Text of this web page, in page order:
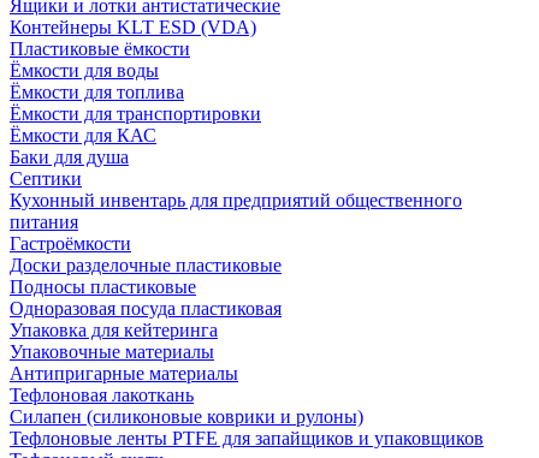
Ящики и лотки антистатические
Контейнеры KLT ESD (VDA)
Пластиковые ёмкости
Ёмкости для воды
Ёмкости для топлива
Ёмкости для транспортировки
Ёмкости для КАС
Баки для душа
Септики
Кухонный инвентарь для предприятий общественного
питания
Гастроёмкости
Доски разделочные пластиковые
Подносы пластиковые
Одноразовая посуда пластиковая
Упаковка для кейтеринга
Упаковочные материалы
Антипригарные материалы
Тефлоновая лакоткань
Силапен (силиконовые коврики и рулоны)
Тефлоновые ленты PTFE для запайщиков и упаковщиков